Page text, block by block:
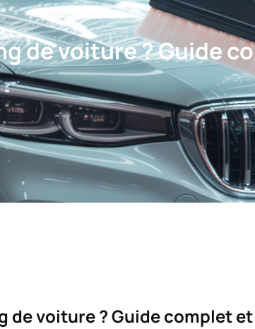
de voiture ? Guide
voiture ? Guide complet